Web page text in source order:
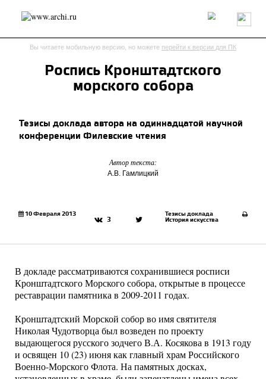
Россия Мир Технологии Интерьер Пресса
Архитекторы
Анонсы конкурсов
Блог
Обзор
Объект
Результаты конкурса
Репортаж
Рецензия Архитектура
Образование
Вы читаете мобильную версию, но можете перейти к версии для ПК
Роспись Кронштадтского
морского собора
Тезисы доклада автора на одиннадцатой научной
конференции Филевские чтения
Автор текста:
А.В. Гамлицкий
10 Февраля 2013
3
Тезисы доклада
История искусства
В докладе рассматриваются сохранившиеся росписи
Кронштадтского Морского собора, открытые в процессе
реставрации памятника в 2009-2011 годах.
Кронштадтский Морской собор во имя святителя
Николая Чудотворца был возведен по проекту
выдающегося русского зодчего В.А. Косякова в 1913 году
и освящен 10 (23) июня как главный храм Российского
Военно-Морского Флота. На памятных досках,